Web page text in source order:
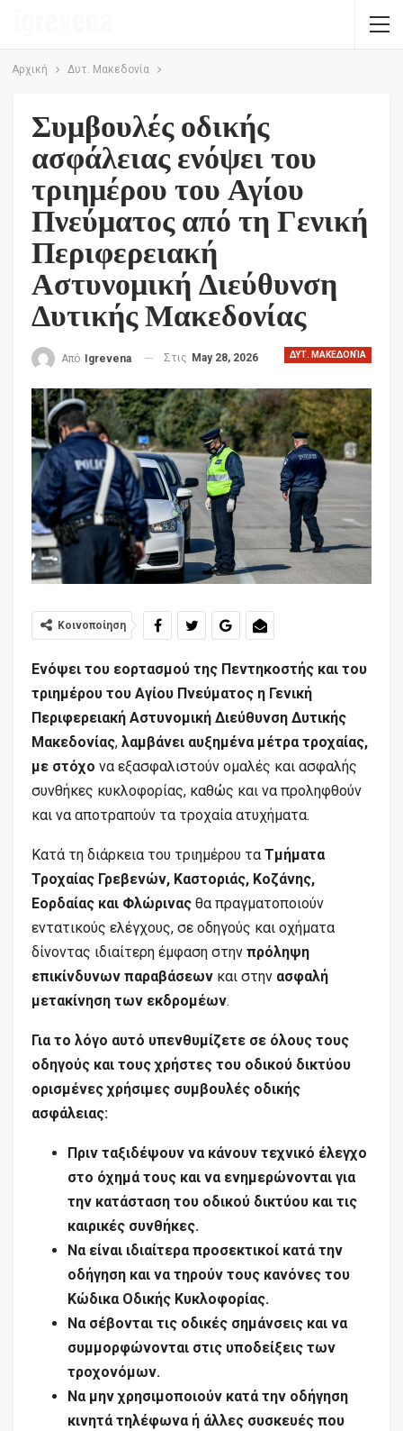
Αρχική Δυτ. Μακεδονία
Συμβουλές οδικής
ασφάλειας ενόψει του
τριημέρου του Αγίου
Πνεύματος από τη Γενική
Περιφερειακή
Αστυνομική Διεύθυνση
Δυτικής Μακεδονίας
ΔΥΤ. ΜΑΚΕΔΟΝΊΑ
Από Igrevena Στις May 28, 2026
Κοινοποίηση
Ενόψει του εορτασμού της Πεντηκοστής και του
τριημέρου του Αγίου Πνεύματος η Γενική
Περιφερειακή Αστυνομική Διεύθυνση Δυτικής
Μακεδονίας, λαμβάνει αυξημένα μέτρα τροχαίας,
με στόχο να εξασφαλιστούν ομαλές και ασφαλής
συνθήκες κυκλοφορίας, καθώς και να προληφθούν
και να αποτραπούν τα τροχαία ατυχήματα.
Κατά τη διάρκεια του τριημέρου τα Τμήματα
Τροχαίας Γρεβενών, Καστοριάς, Κοζάνης,
Εορδαίας και Φλώρινας θα πραγματοποιούν
εντατικούς ελέγχους, σε οδηγούς και οχήματα
δίνοντας ιδιαίτερη έμφαση στην πρόληψη
επικίνδυνων παραβάσεων και στην ασφαλή
μετακίνηση των εκδρομέων.
Για το λόγο αυτό υπενθυμίζετε σε όλους τους
οδηγούς και τους χρήστες του οδικού δικτύου
ορισμένεςχρήσιμες συμβουλές οδικής
ασφάλειας:
Πριν ταξιδέψουν να κάνουν τεχνικό έλεγχο
στο όχημά τους και να ενημερώνονται για
την κατάσταση του οδικού δικτύου και τις
καιρικές συνθήκες.
Να είναι ιδιαίτερα προσεκτικοί κατά την
οδήγηση και να τηρούν τους κανόνες του
Κώδικα Οδικής Κυκλοφορίας.
Να σέβονται τις οδικές σημάνσεις και να
συμμορφώνονται στις υποδείξεις των
τροχονόμων.
Να μην χρησιμοποιούν κατά την οδήγηση
κινητά τηλέφωνα ή άλλες συσκευές που